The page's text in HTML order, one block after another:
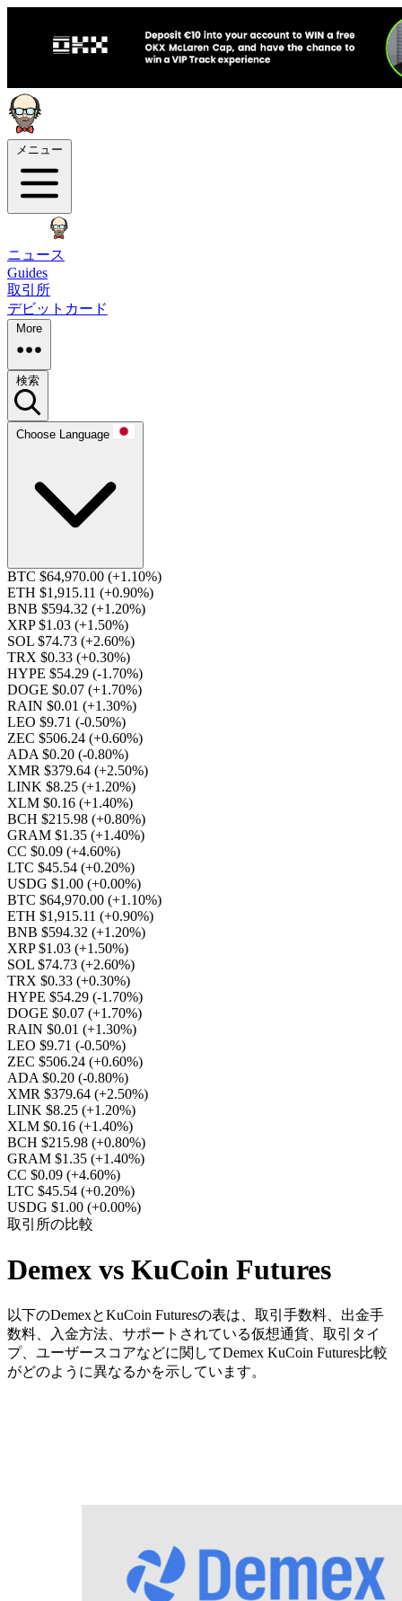
メニュー
ニュース
Guides
取引所
デビットカード
More
検索
Choose Language
BTC $64,970.00 (+1.10%)
ETH $1,915.11 (+0.90%)
BNB $594.32 (+1.20%)
XRP $1.03 (+1.50%)
SOL $74.73 (+2.60%)
TRX $0.33 (+0.30%)
HYPE $54.29 (-1.70%)
DOGE $0.07 (+1.70%)
RAIN $0.01 (+1.30%)
LEO $9.71 (-0.50%)
ZEC $506.24 (+0.60%)
ADA $0.20 (-0.80%)
XMR $379.64 (+2.50%)
LINK $8.25 (+1.20%)
XLM $0.16 (+1.40%)
BCH $215.98 (+0.80%)
GRAM $1.35 (+1.40%)
CC $0.09 (+4.60%)
LTC $45.54 (+0.20%)
USDG $1.00 (+0.00%)
BTC $64,970.00 (+1.10%)
ETH $1,915.11 (+0.90%)
BNB $594.32 (+1.20%)
XRP $1.03 (+1.50%)
SOL $74.73 (+2.60%)
TRX $0.33 (+0.30%)
HYPE $54.29 (-1.70%)
DOGE $0.07 (+1.70%)
RAIN $0.01 (+1.30%)
LEO $9.71 (-0.50%)
ZEC $506.24 (+0.60%)
ADA $0.20 (-0.80%)
XMR $379.64 (+2.50%)
LINK $8.25 (+1.20%)
XLM $0.16 (+1.40%)
BCH $215.98 (+0.80%)
GRAM $1.35 (+1.40%)
CC $0.09 (+4.60%)
LTC $45.54 (+0.20%)
USDG $1.00 (+0.00%)
取引所の比較
Demex vs KuCoin Futures
以下のDemexとKuCoin Futuresの表は、取引手数料、出金手
数料、入金方法、サポートされている仮想通貨、取引タイ
プ、ユーザースコアなどに関してDemex KuCoin Futures比較
がどのように異なるかを示しています。